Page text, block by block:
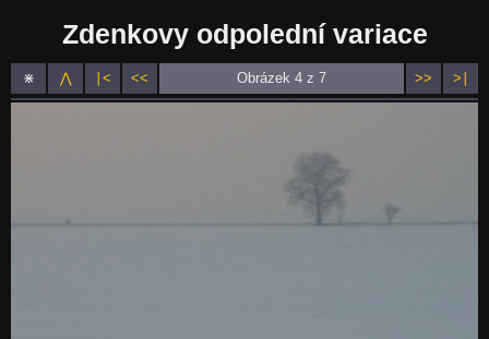
Zdenkovy odpolední variace
⋇ ⋀ ∣< << Obrázek 4 z 7 >> >∣